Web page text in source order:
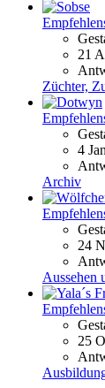
21
Züchter,
4
Archiv
24
Aussehen
25